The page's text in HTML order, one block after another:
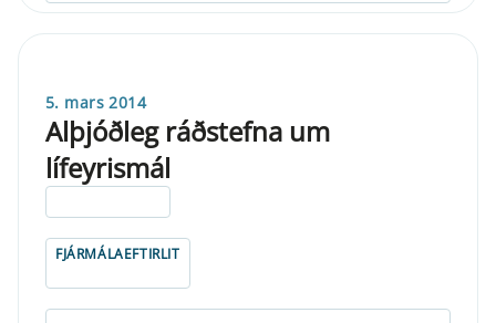
5. mars 2014
Alþjóðleg ráðstefna um
lífeyrismál
FJÁRMÁLAEFTIRLIT